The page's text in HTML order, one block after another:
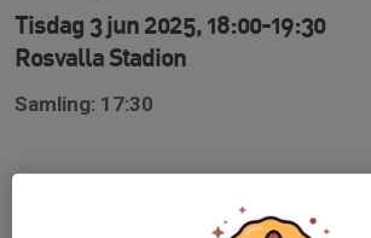
Tisdag 3 jun 2025, 18:00-19:30
Rosvalla Stadion
Samling: 17:30